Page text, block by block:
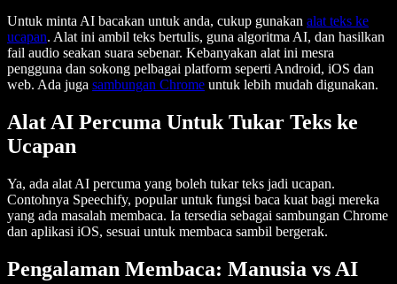
Untuk minta AI bacakan untuk anda, cukup gunakan alat teks ke
ucapan. Alat ini ambil teks bertulis, guna algoritma AI, dan hasilkan
fail audio seakan suara sebenar. Kebanyakan alat ini mesra
pengguna dan sokong pelbagai platform seperti Android, iOS dan
web. Ada juga sambungan Chrome untuk lebih mudah digunakan.
Alat AI Percuma Untuk Tukar Teks ke
Ucapan
Ya, ada alat AI percuma yang boleh tukar teks jadi ucapan.
Contohnya Speechify, popular untuk fungsi baca kuat bagi mereka
yang ada masalah membaca. Ia tersedia sebagai sambungan Chrome
dan aplikasi iOS, sesuai untuk membaca sambil bergerak.
Pengalaman Membaca: Manusia vs AI